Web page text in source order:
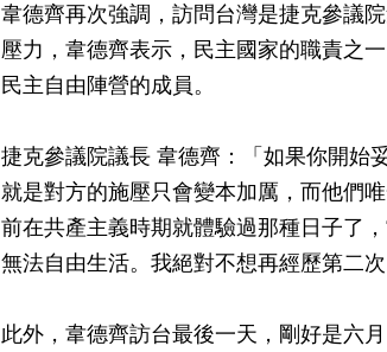
韋德齊再次強調，訪問台灣是捷克參議
壓力，韋德齊表示，民主國家的職責之
民主自由陣營的成員。
捷克參議院議長 韋德齊：「如果你開始
就是對方的施壓只會變本加厲，而他們
前在共產主義時期就體驗過那種日子了
無法自由生活。我絕對不想再經歷第二次
此外，韋德齊訪台最後一天，剛好是六